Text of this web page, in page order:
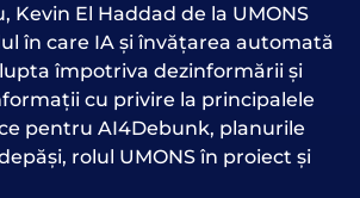
Kevin El Haddad de la UMONS
în care IA și învățarea automată
împotriva dezinformării și
cu privire la principalele
pentru AI4Debunk, planurile
rolul UMONS în proiect și